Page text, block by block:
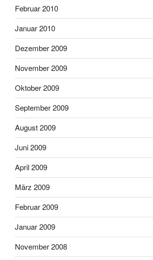
Februar 2010
Januar 2010
Dezember 2009
November 2009
Oktober 2009
September 2009
August 2009
Juni 2009
April 2009
März 2009
Februar 2009
Januar 2009
November 2008